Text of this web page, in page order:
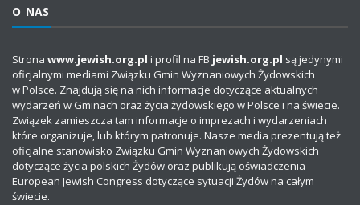
O NAS
Strona www.jewish.org.pl i profil na FB jewish.org.pl są jedynymi
oficjalnymi mediami Związku Gmin Wyznaniowych Żydowskich
w Polsce. Znajdują się na nich informacje dotyczące aktualnych
wydarzeń w Gminach oraz życia żydowskiego w Polsce i na świecie.
Związek zamieszcza tam informacje o imprezach i wydarzeniach
które organizuje, lub którym patronuje. Nasze media prezentują też
oficjalne stanowisko Związku Gmin Wyznaniowych Żydowskich
dotyczące życia polskich Żydów oraz publikują oświadczenia
European Jewish Congress dotyczące sytuacji Żydów na całym
świecie.